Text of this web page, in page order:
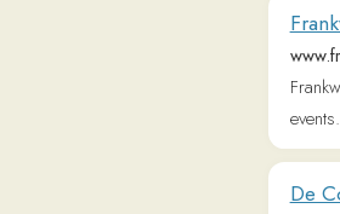
Het
Bovenop
streek- en
Logo/